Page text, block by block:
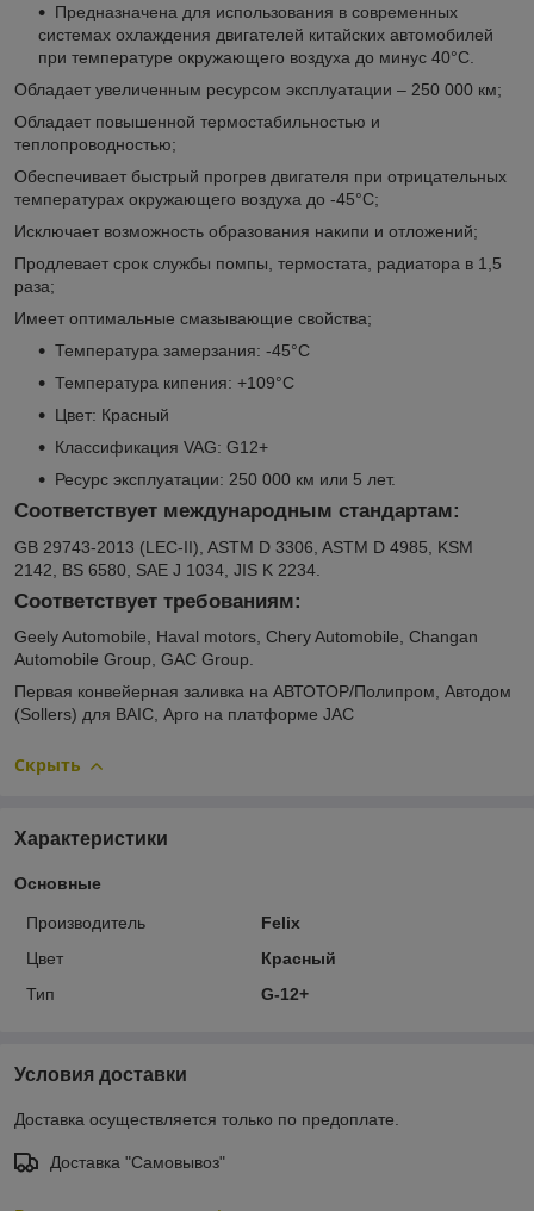
Предназначена для использования в современных
системах охлаждения двигателей китайских автомобилей
при температуре окружающего воздуха до минус 40°С.
Обладает увеличенным ресурсом эксплуатации – 250 000 км;
Обладает повышенной термостабильностью и
теплопроводностью;
Обеспечивает быстрый прогрев двигателя при отрицательных
температурах окружающего воздуха до -45°С;
Исключает возможность образования накипи и отложений;
Продлевает срок службы помпы, термостата, радиатора в 1,5
раза;
Имеет оптимальные смазывающие свойства;
Температура замерзания: -45°С
Температура кипения: +109°С
Цвет: Красный
Классификация VAG: G12+
Ресурс эксплуатации: 250 000 км или 5 лет.
Соответствует международным стандартам:
GB 29743-2013 (LEC-II), ASTM D 3306, ASTM D 4985, KSM
2142, BS 6580, SAE J 1034, JIS K 2234.
Соответствует требованиям:
Geely Automobile, Haval motors, Chery Automobile, Changan
Automobile Group, GAC Group.
Первая конвейерная заливка на АВТОТОР/Полипром, Автодом
(Sollers) для BAIC, Арго на платформе JAC
Скрыть
Характеристики
Основные
Производитель
Felix
Цвет
Красный
Тип
G-12+
Условия доставки
Доставка осуществляется только по предоплате.
Доставка "Самовывоз"